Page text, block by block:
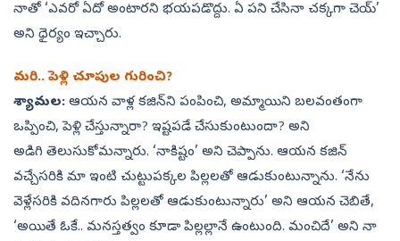
నాతో ‘ఎవరో ఏదో అంటారని భయపడొద్దు. ఏ పని చేసినా చక్కగా చెయ్‌’
అని ధైర్యం ఇచ్చారు.
మరి.. పెళ్లి చూపుల గురించి?
శ్యామల: ఆయన వాళ్ల కజిన్‌ని పంపించి, అమ్మాయిని బలవంతంగా
ఒప్పించి, పెళ్లి చేస్తున్నారా? ఇష్టపడే చేసుకుంటుందా? అని
అడిగి తెలుసుకోమన్నారు. ‘నాకిష్టం’ అని చెప్పాను. ఆయన కజిన్‌
వచ్చేసరికి మా ఇంటి చుట్టుపక్కల పిల్లలతో ఆడుకుంటున్నాను. ‘నేను
వెళ్లేసరికి వదినగారు పిల్లలతో ఆడుకుంటున్నారు’ అని ఆయన చెబితే,
‘అయితే ఓకే.. మనస్తత్వం కూడా పిల్లల్లానే ఉంటుంది. మంచిదే’ అని నా